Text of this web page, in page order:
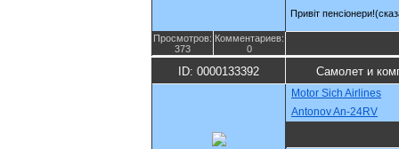
Привiт
Просмотров:
373
Комментариев:
0
ID: 0000133392 Самолет и
Motor Sich Airlines
Antonov An-24RV